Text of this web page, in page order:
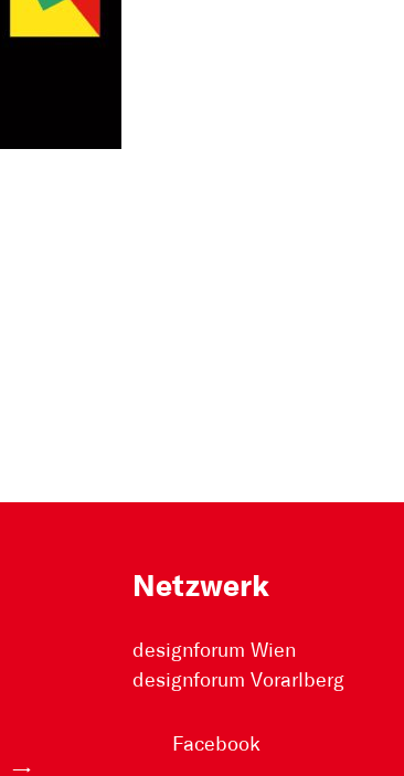
Netzwerk
designforum Wien
designforum Vorarlberg
Facebook